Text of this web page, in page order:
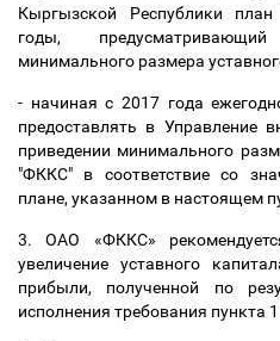
Кыргызской Республики
годы,
минимального размера
- начиная с 2017 года
предоставлять в Управление
приведении минимального
"ФККС" в соответствие со
плане, указанном в настоящем
3. ОАО «ФККС»
увеличение уставного
прибыли, полученной по
исполнения требования пункта